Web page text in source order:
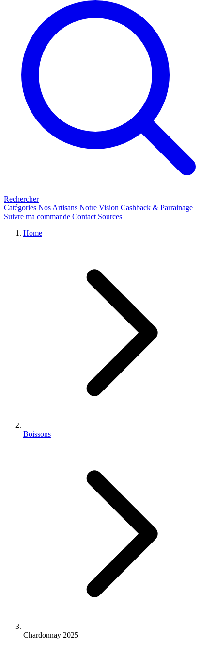
Rechercher
Catégories Nos Artisans Notre Vision Cashback & Parrainage
Suivre ma commande Contact Sources
Home
Boissons
Chardonnay 2025